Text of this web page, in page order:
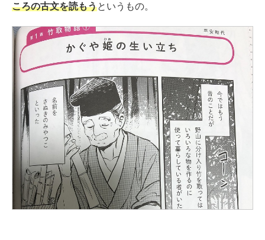
ころの古文を読もうというもの。